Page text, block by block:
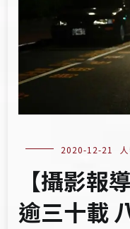
2020-12-21
【攝影報
逾三十載